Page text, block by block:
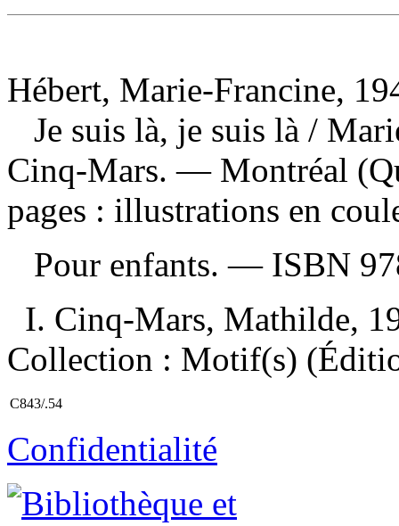
Hébert, Marie-Francine,
Je suis là, je suis là /
Cinq-Mars. — Montréal
pages : illustrations en
Pour enfants. — ISBN
I. Cinq-Mars, Mathilde,
Collection : Motif(s)
C843/.54
Confidentialité